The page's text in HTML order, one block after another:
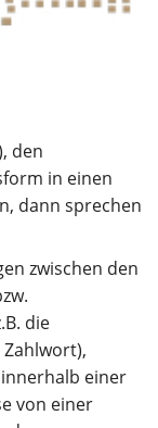
den
in einen
dann sprechen
zwischen den
die
einer
von einer